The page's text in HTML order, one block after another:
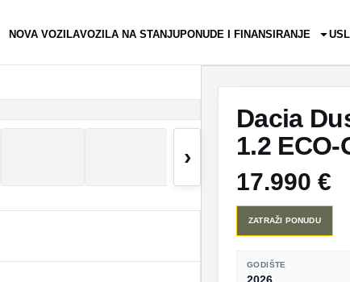
NOVA VOZILAVOZILA NA STANJUPONUDE I FINANSIRANJE
›
Dacia
1.2 ECO-
17.990 €
ZATRAŽI PONUDU
GODIŠTE